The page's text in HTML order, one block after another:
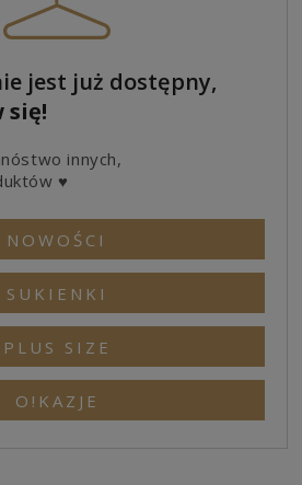
jest już dostępny,
się!
innych,
♥
NOWOŚCI
SUKIENKI
PLUS SIZE
O!KAZJE